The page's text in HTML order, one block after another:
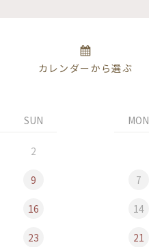
カレンダーから選ぶ
SUN
2
9
16
23
MON
7
14
21